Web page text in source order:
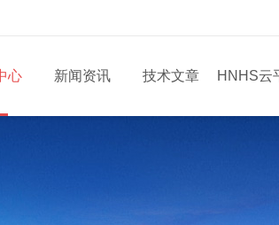
心 新闻资讯 技术文章 HNHS云